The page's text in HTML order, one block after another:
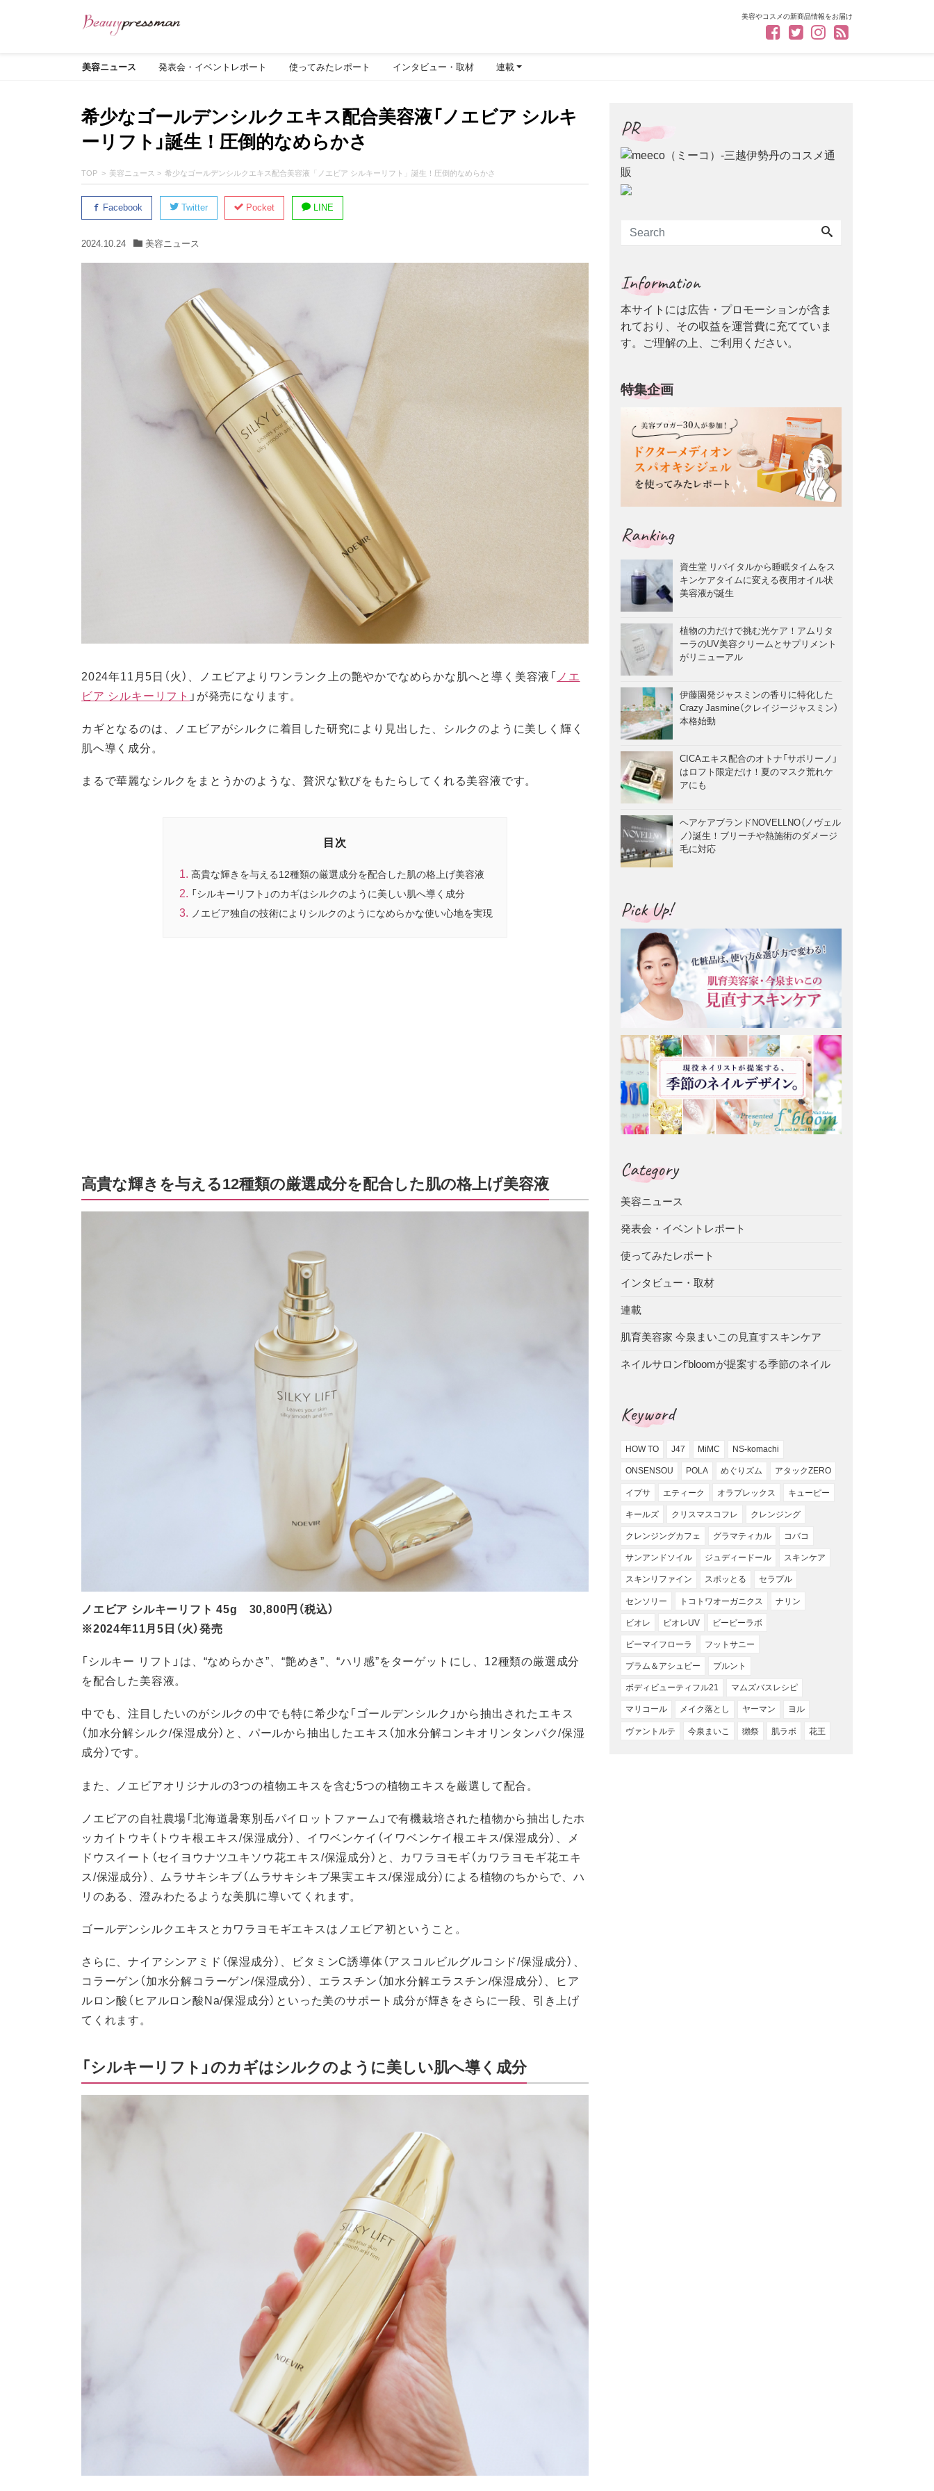
美容やコスメの新商品情報をお届け
美容ニュース 発表会・イベントレポート 使ってみたレポート インタビュー・取材 連載
希少なゴールデンシルクエキス配合美容液「ノエビア シルキ
ーリフト」誕生！圧倒的なめらかさ
TOP 美容ニュース 希少なゴールデンシルクエキス配合美容液「ノエビア シルキーリフト」誕生！圧倒的なめらかさ
Facebook Twitter Pocket LINE
2024.10.24 美容ニュース
2024年11月5日（火）、ノエビアよりワンランク上の艶やかでなめらかな肌へと導く美容液「ノエ
ビア シルキーリフト 」が発売になります。
カギとなるのは、ノエビアがシルクに着目した研究により見出した、シルクのように美しく輝く
肌へ導く成分。
まるで華麗なシルクをまとうかのような、贅沢な歓びをもたらしてくれる美容液です。
目次
高貴な輝きを与える12種類の厳選成分を配合した肌の格上げ美容液
「シルキーリフト」のカギはシルクのように美しい肌へ導く成分
ノエビア独自の技術によりシルクのようになめらかな使い心地を実現
高貴な輝きを与える12種類の厳選成分を配合した肌の格上げ美容液
ノエビア シルキーリフト 45g 30,800円（税込）
※2024年11月5日（火）発売
「シルキー リフト」は、“なめらかさ”、“艶めき”、“ハリ感”をターゲットにし、12種類の厳選成分
を配合した美容液。
中でも、注目したいのがシルクの中でも特に希少な「ゴールデンシルク」から抽出されたエキス
（加水分解シルク/保湿成分）と、パールから抽出したエキス（加水分解コンキオリンタンパク/保湿
成分）です。
また、ノエビアオリジナルの3つの植物エキスを含む5つの植物エキスを厳選して配合。
ノエビアの自社農場「北海道暑寒別岳パイロットファーム」で有機栽培された植物から抽出したホ
ッカイトウキ（トウキ根エキス/保湿成分）、イワベンケイ（イワベンケイ根エキス/保湿成分）、メ
ドウスイート（セイヨウナツユキソウ花エキス/保湿成分）と、カワラヨモギ（カワラヨモギ花エキ
ス/保湿成分）、ムラサキシキブ（ムラサキシキブ果実エキス/保湿成分）による植物のちからで、ハ
リのある、澄みわたるような美肌に導いてくれます。
ゴールデンシルクエキスとカワラヨモギエキスはノエビア初ということ。
さらに、ナイアシンアミド（保湿成分）、ビタミンC誘導体（アスコルビルグルコシド/保湿成分）、
コラーゲン（加水分解コラーゲン/保湿成分）、エラスチン（加水分解エラスチン/保湿成分）、ヒア
ルロン酸（ヒアルロン酸Na/保湿成分）といった美のサポート成分が輝きをさらに一段、引き上げ
てくれます。
「シルキーリフト」のカギはシルクのように美しい肌へ導く成分
PR
Information
本サイトには広告・プロモーションが含ま
れており、その収益を運営費に充てていま
す。ご理解の上、ご利用ください。
特集企画
Ranking
資生堂 リバイタルから睡眠タイムをス
キンケアタイムに変える夜用オイル状
美容液が誕生
植物の力だけで挑む光ケア！アムリタ
ーラのUV美容クリームとサプリメント
がリニューアル
伊藤園発ジャスミンの香りに特化した
Crazy Jasmine（クレイジージャスミン）
本格始動
CICAエキス配合のオトナ「サボリーノ」
はロフト限定だけ！夏のマスク荒れケ
アにも
ヘアケアブランドNOVELLNO（ノヴェル
ノ）誕生！ブリーチや熱施術のダメージ
毛に対応
Pick Up!
Category
美容ニュース
発表会・イベントレポート
使ってみたレポート
インタビュー・取材
連載
肌育美容家 今泉まいこの見直すスキンケア
ネイルサロンf’bloomが提案する季節のネイル
Keyword
HOW TO J47 MiMC NS-komachi
ONSENSOU POLA めぐりズム アタックZERO
イプサ エティーク オラプレックス キューピー
キールズ クリスマスコフレ クレンジング
クレンジングカフェ グラマティカル コバコ
サンアンドソイル ジュディードール スキンケア
スキンリファイン スポッとる セラプル
センソリー トコトワオーガニクス ナリン
ビオレ ビオレUV ビービーラボ
ビーマイフローラ フットサニー
プラム＆アシュビー プルント
ボディビューティフル21 マムズバスレシピ
マリコール メイク落とし ヤーマン ヨル
ヴァントルテ 今泉まいこ 獺祭 肌ラボ 花王